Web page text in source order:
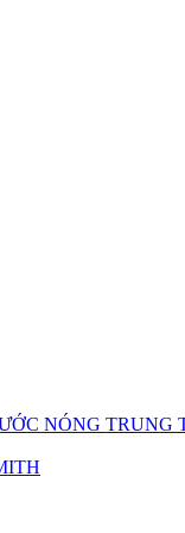
NÓNG TRUNG